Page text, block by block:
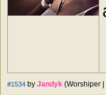
#1534 by Jandyk (Worshiper |